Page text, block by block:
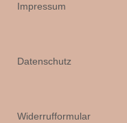
Impressum
Datenschutz
Widerrufformular